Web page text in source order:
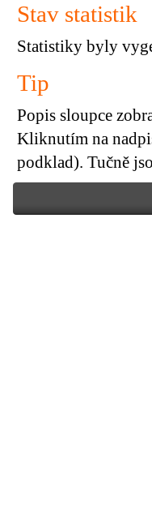
Stav statistik
Statistiky byly
Tip
Popis sloupce
Kliknutím na
podklad). Tučně